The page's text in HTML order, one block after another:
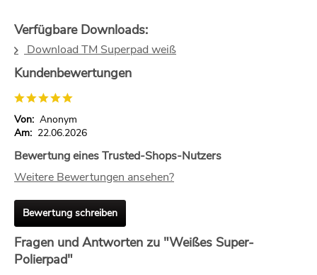
Verfügbare Downloads:
Download TM Superpad weiß
Kundenbewertungen
Von: Anonym
Am: 22.06.2026
Bewertung eines Trusted-Shops-Nutzers
Weitere Bewertungen ansehen?
Bewertung schreiben
Fragen und Antworten zu "Weißes Super-
Polierpad"